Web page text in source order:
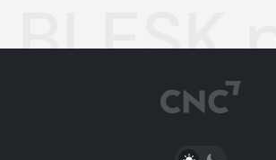
BLESK
PŘEPNOUT